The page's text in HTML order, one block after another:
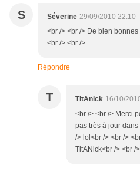
S Séverine 29/09/2010 22:10
<br /> <br /> De bien
<br /> <br />
Répondre
T TitAnick 16/10/
<br /> <br /> Merci
pas très à jour
/> lol<br /> <br />
TitANick<br /> <br /